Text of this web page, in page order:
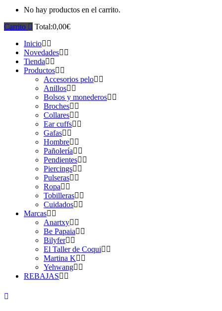
No hay productos en el carrito.
Carrito
Total:0,00€
Inicio
Novedades
Tienda
Productos
Accesorios pelo
Anillos
Bolsos y monederos
Broches
Collares
Ear cuffs
Gafas
Hombre
Pañolería
Pendientes
Piercings
Pulseras
Ropa
Tobilleras
Cuidados
Marcas
Anartxy
Be Papaia
Bilyfer
El Taller de Coqui
Martina K
Yehwang
REBAJAS